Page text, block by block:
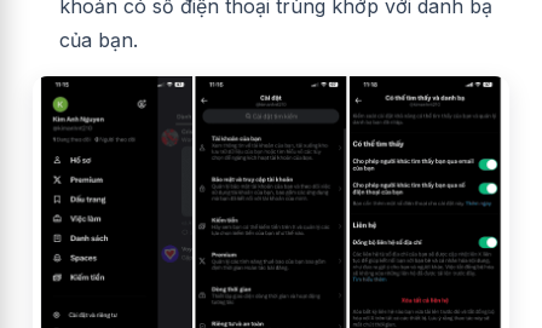
khoản có số điện thoại trùng khớp với danh bạ
của bạn.